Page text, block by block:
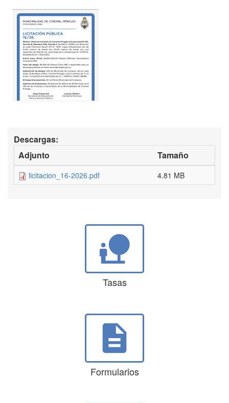
Descargas:
Adjunto
Tamaño
licitacion_16-2026.pdf 4.81 MB
nature_people
Tasas
description
Formularios